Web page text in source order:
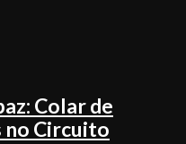
Colar de
no Circuito